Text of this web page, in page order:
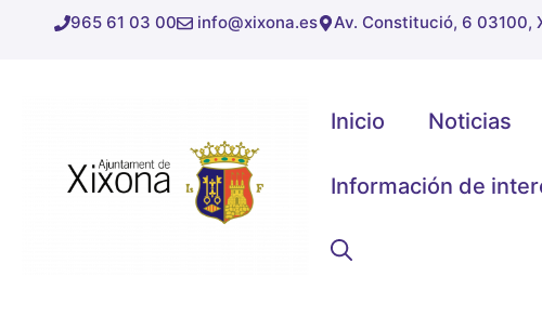
965 61 03 00 info@xixona.es Av. Constitució, 6 03100,
Inicio Noticias
Información de